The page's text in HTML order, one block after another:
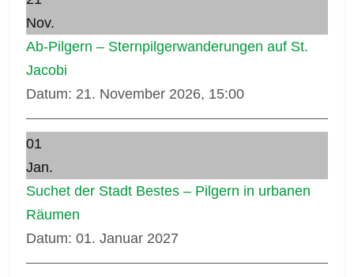
Nov.
Ab-Pilgern – Sternpilgerwanderungen auf St.
Jacobi
Datum: 21. November 2026, 15:00
01
Jan.
Suchet der Stadt Bestes – Pilgern in urbanen
Räumen
Datum: 01. Januar 2027